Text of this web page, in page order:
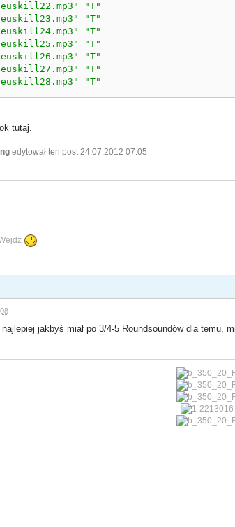
"T"
"T"
"T"
"T"
"T"
"T"
"T"
tutaj.
edytował ten post 24.07.2012 07:05
jakbyś miał po 3/4-5 Roundsoundów dla temu,